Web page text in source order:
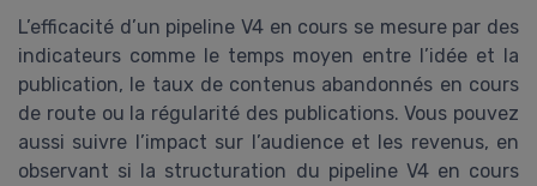
L’efficacité d’un pipeline V4 en cours se mesure par des
indicateurs comme le temps moyen entre l’idée et la
publication, le taux de contenus abandonnés en cours
de route ou la régularité des publications. Vous pouvez
aussi suivre l’impact sur l’audience et les revenus, en
observant si la structuration du pipeline V4 en cours